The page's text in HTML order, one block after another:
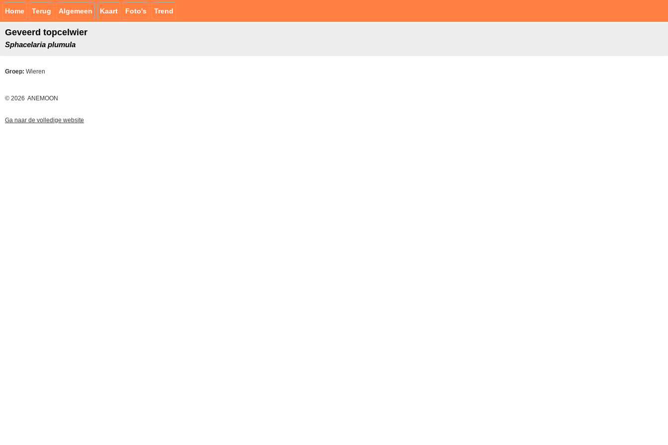
Home Terug Algemeen Kaart Foto's Trend
Geveerd topcelwier
Sphacelaria plumula
Groep: Wieren
© 2026 ANEMOON
Ga naar de volledige website